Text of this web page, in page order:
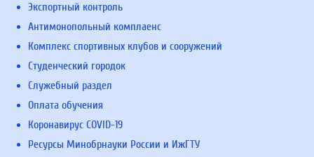
Экспортный контроль
Антимонопольный комплаенс
Комплекс спортивных клубов и сооружений
Студенческий городок
Служебный раздел
Оплата обучения
Коронавирус COVID-19
Ресурсы Минобрнауки России и ИжГТУ